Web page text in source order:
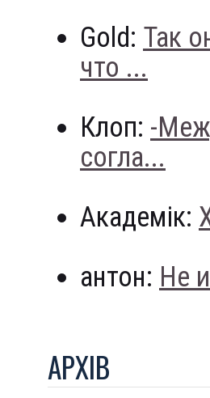
Gold: Так
что ...
Клоп: -
согла...
Академік:
антон: Не
АРХIВ